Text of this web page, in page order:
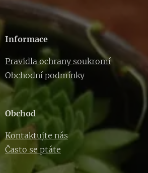
Informace
Pravidla ochrany soukromí
Obchodní podmínky
Obchod
Kontaktujte nás
Často se ptáte